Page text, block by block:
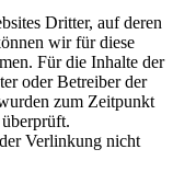
Dritter, auf deren
wir für diese
Für die Inhalte der
oder Betreiber der
zum Zeitpunkt
Verlinkung nicht